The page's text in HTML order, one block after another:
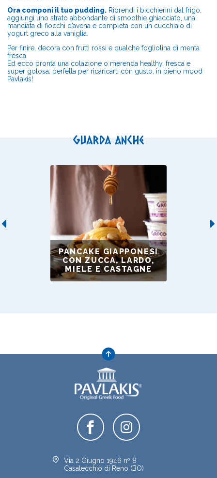
Ora componi il tuo pudding. Riprendi i bicchierini dal frigo,
aggiungi uno strato abbondante di smoothie ghiacciato, una
manciata di fiocchi d’avena e completa con un cucchiaio di
yogurt greco alla vaniglia.
Per finire, decora con frutti rossi e qualche fogliolina di menta
fresca.
Ed ecco pronta una colazione o merenda healthy, fresca e
super golosa: perfetta per ricaricarti con gusto, in pieno mood
Pavlakis!
Guarda anche
Previous
PANCAKE GIAPPONESI
CON ZUCCA, LARDO,
MIELE E CASTAGNE
Via 2 Giugno 1946 nº 8
Casalecchio di Reno (BO)